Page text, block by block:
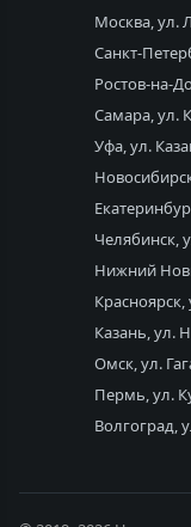
Москва, ул.
Санкт-
Ростов-на-
Самара, ул.
Уфа, ул.
Челябинск,
Нижний
Казань, ул.
Омск, ул.
Пермь, ул.
Волгоград,